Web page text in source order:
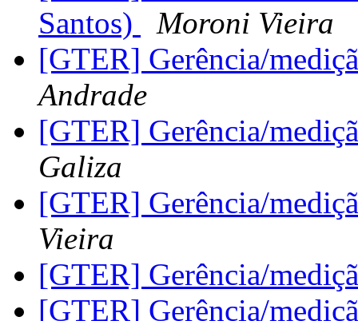
Santos)
Moroni Vieira
[GTER] Gerência/
Andrade
[GTER] Gerência/
Galiza
[GTER] Gerência/
Vieira
[GTER] Gerência/
[GTER] Gerência/